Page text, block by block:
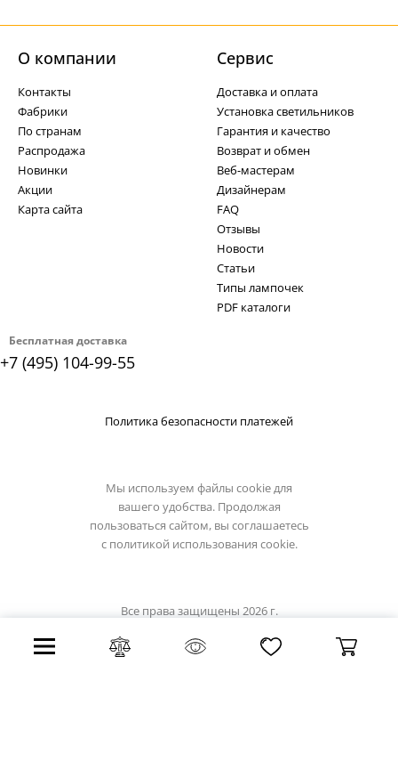
Бесплатная доставка
+7 (495) 104-99-55
О компании
Контакты
Фабрики
По странам
Распродажа
Новинки
Акции
Карта сайта
Cервис
Доставка и оплата
Установка светильников
Гарантия и качество
Возврат и обмен
Веб-мастерам
Дизайнерам
FAQ
Отзывы
Новости
Статьи
Типы лампочек
PDF каталоги
Политика безопасности платежей
Мы используем файлы cookie для
вашего удобства. Продолжая
пользоваться сайтом, вы соглашаетесь
с политикой использования cookie.
Все права защищены 2026 г.